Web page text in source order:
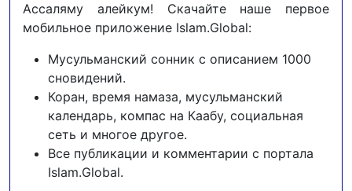
Ассаляму алейкум! Скачайте наше первое
мобильное приложение Islam.Global:
Мусульманский сонник с описанием 1000
сновидений.
Коран, время намаза, мусульманский
календарь, компас на Каабу, социальная
сеть и многое другое.
Все публикации и комментарии с портала
Islam.Global.